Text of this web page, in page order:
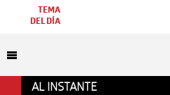
TEMA
DEL DÍA
AL INSTANTE